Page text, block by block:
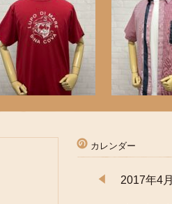
カレンダー
2017年4月